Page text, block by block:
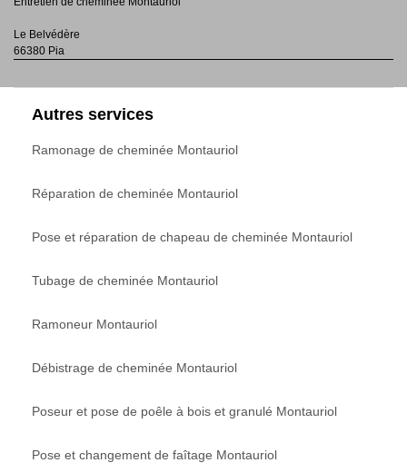
Le Belvédère
66380 Pia
Autres services
Ramonage de cheminée Montauriol
Réparation de cheminée Montauriol
Pose et réparation de chapeau de cheminée Montauriol
Tubage de cheminée Montauriol
Ramoneur Montauriol
Débistrage de cheminée Montauriol
Poseur et pose de poêle à bois et granulé Montauriol
Pose et changement de faîtage Montauriol